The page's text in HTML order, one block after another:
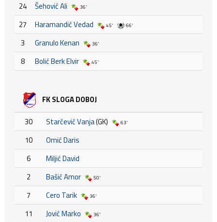
24 Šehović Ali 36'
27 Haramandić Vedad 45' 66'
3 Granulo Kenan 36'
8 Bolić Berk Elvir 45'
FK SLOGA DOBOJ
30 Starčević Vanja(GK) 63'
10
Omić Daris
6
Miljić David
2
Bašić Amor 50'
7 Cero Tarik 36'
11 Jović Marko 36'